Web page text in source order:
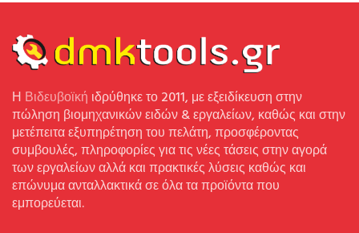
Η Βιδευβοϊκή ιδρύθηκε το 2011, με εξειδίκευση στην
πώληση βιομηχανικών ειδών & εργαλείων, καθώς και στην
μετέπειτα εξυπηρέτηση του πελάτη, προσφέροντας
συμβουλές, πληροφορίες για τις νέες τάσεις στην αγορά
των εργαλείων αλλά και πρακτικές λύσεις καθώς και
επώνυμα ανταλλακτικά σε όλα τα προϊόντα που
εμπορεύεται.